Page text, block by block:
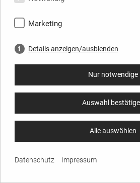
Marketing
Details anzeigen/ausblenden
Nur notwendige
Auswahl
Alle auswählen
Datenschutz Impressum